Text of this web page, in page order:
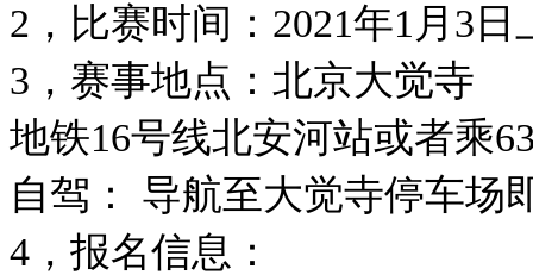
2，比赛时间：2021年1月3日
3，赛事地点：北京大觉寺
地铁16号线北安河站或者乘
自驾： 导航至大觉寺停车场
4，报名信息：